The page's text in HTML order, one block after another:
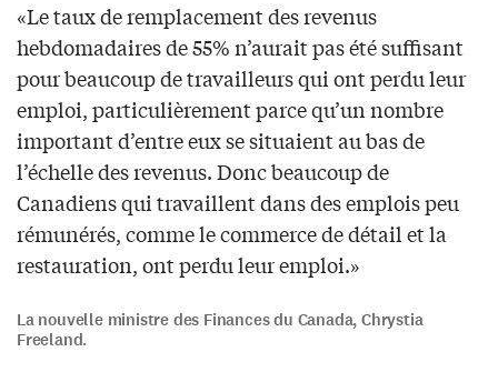
«Le taux de remplacement des revenus
hebdomadaires de 55% n’aurait pas été suffisant
pour beaucoup de travailleurs qui ont perdu leur
emploi, particulièrement parce qu’un nombre
important d’entre eux se situaient au bas de
l’échelle des revenus. Donc beaucoup de
Canadiens qui travaillent dans des emplois peu
rémunérés, comme le commerce de détail et la
restauration, ont perdu leur emploi.»
La nouvelle ministre des Finances du Canada, Chrystia
Freeland.